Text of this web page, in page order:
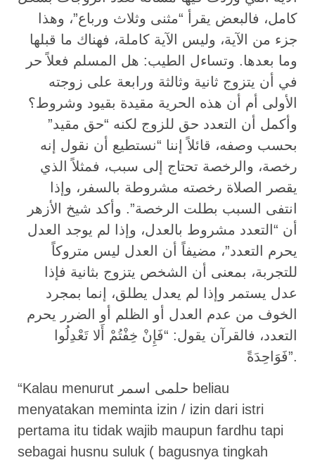
كامل، فالبعض يقرأ “مثنى وثلاث ورباع”، وهذا
جزء من الآية، وليس الآية كاملة، فهناك ما قبلها
وما بعدها. وتساءل الطيب: هل المسلم فعلاً حر
في أن يتزوج ثانية وثالثة ورابعة على زوجته
الأولى أم أن هذه الحرية مقيدة بقيود وشروط؟
وأكمل أن التعدد حق للزوج لكنه “حق مقيد”
بحسب وصفه، قائلاً إننا “نستطيع أن نقول إنه
رخصة، والرخصة تحتاج إلى سبب، فمثلاً الذي
يقصر الصلاة رخصته مشروطة بالسفر، وإذا
انتفى السبب بطلت الرخصة”. وأكد شيخ الأزهر
أن “التعدد مشروط بالعدل، وإذا لم يوجد العدل
يحرم التعدد”، مضيفاً أن العدل ليس متروكاً
للتجربة، بمعنى أن الشخص يتزوج بثانية فإذا
عدل يستمر وإذا لم يعدل يطلق، إنما بمجرد
الخوف من عدم العدل أو الظلم أو الضرر يحرم
التعدد، فالقرآن يقول: “فَإِنْ خِفْتُمْ أَلا تَعْدِلُوا
فَوَاحِدَةً”.
“Kalau menurut حلمى اسمر beliau
menyatakan meminta izin / izin dari istri
pertama itu tidak wajib maupun fardhu tapi
sebagai husnu suluk ( bagusnya tingkah